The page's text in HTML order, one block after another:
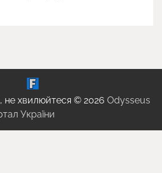
не хвилюйтеся © 2026 Odysseus
України